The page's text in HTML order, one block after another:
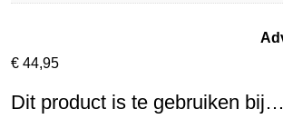
€ 44,95
Dit product is te gebruiken bij…